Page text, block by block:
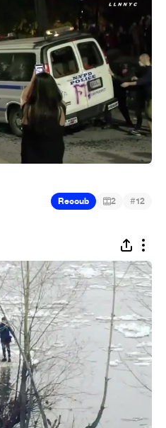
Recoub 2 #12